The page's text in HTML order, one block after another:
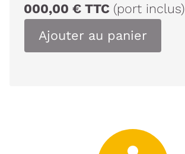
000,00 € TTC (port inclus)
Ajouter au panier